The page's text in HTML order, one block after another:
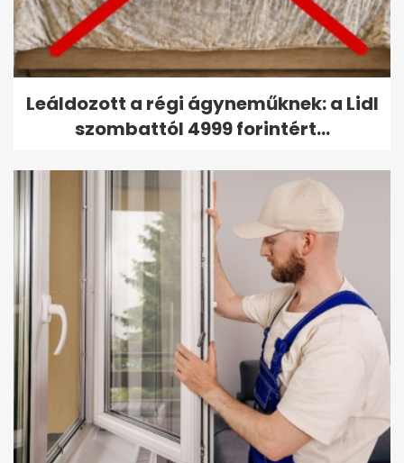
Leáldozott a régi ágyneműknek: a Lidl
szombattól 4999 forintért...